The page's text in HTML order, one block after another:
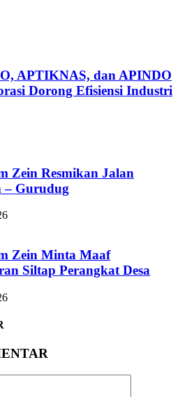
APTIKNAS, dan APINDO
Dorong Efisiensi Industri
Zein Resmikan Jalan
– Gurudug
Zein Minta Maaf
Siltap Perangkat Desa